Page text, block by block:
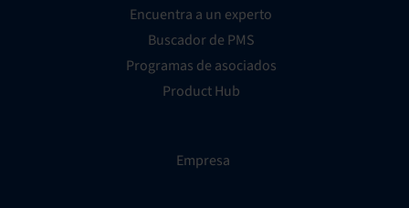
Encuentra a un experto
Buscador de PMS
Programas de asociados
Product Hub
Empresa